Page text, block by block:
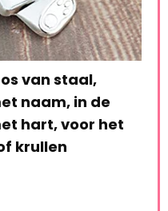
van staal,
naam, in de
hart, voor het
krullen